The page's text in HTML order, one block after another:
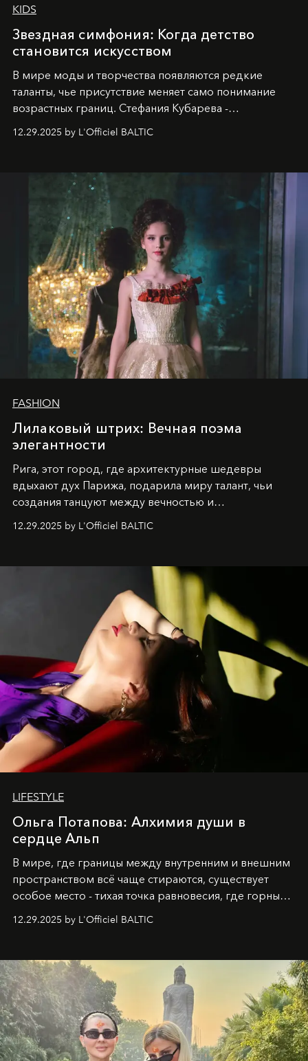
KIDS
Звездная симфония: Когда детство
становится искусством
В мире моды и творчества появляются редкие
таланты, чье присутствие меняет само понимание
возрастных границ. Стефания Кубарева -
харизмы, чье имя уже украшает обложки
2025
и LUXIA June 2025, представляет собой
уникальное явление современной культуры.
12.29.2025 by L'Officiel BALTIC
FASHION
Лилаковый штрих: Вечная поэма
элегантности
Рига, этот город, где архитектурные шедевры
вдыхают дух Парижа, подарила миру талант, чьи
создания танцуют между вечностью и
12.29.2025 by L'Officiel BALTIC
LIFESTYLE
Ольга Потапова: Алхимия души в
сердце Альп
В мире, где границы между внутренним и внешним
пространством всё чаще стираются, существует
особое место - тихая точка равновесия, где горные
глубинами человеческой души. Здесь, на стыке
Ольга Потапова - женщина, чей путь от поиска
истины превратился в искусство превращения
человеческих кризисов в возможности для
возрождения.
12.29.2025 by L'Officiel BALTIC